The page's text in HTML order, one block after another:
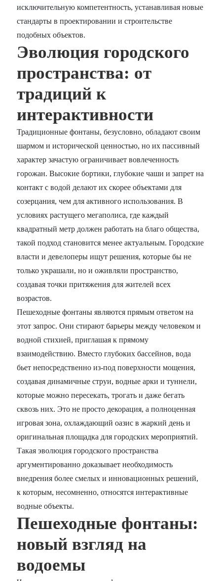
исключительную компетентность, устанавливая новые
стандарты в проектировании и строительстве
подобных объектов.
Эволюция городского
пространства: от
традиций к
интерактивности
Традиционные фонтаны, безусловно, обладают своим
шармом и исторической ценностью, но их пассивный
характер зачастую ограничивает вовлеченность
горожан. Высокие бортики, глубокие чаши и запрет на
контакт с водой делают их скорее объектами для
созерцания, чем для активного использования. В
условиях растущего мегаполиса, где каждый
квадратный метр должен работать на благо общества,
такой подход становится менее актуальным. Городские
власти и девелоперы ищут решения, которые бы не
только украшали, но и оживляли пространство,
создавая точки притяжения для жителей всех
возрастов.
Пешеходные фонтаны являются прямым ответом на
этот запрос. Они стирают барьеры между человеком и
водной стихией, приглашая к прямому
взаимодействию. Вместо глубоких бассейнов, вода
бьет непосредственно из-под поверхности мощения,
создавая динамичные струи, водные арки и туннели,
которые можно пересекать, трогать и даже бегать
сквозь них. Это не просто декорация, а полноценная
игровая зона, охлаждающий оазис в жаркий день и
оригинальная площадка для городских мероприятий.
Такая эволюция городского пространства
аргументированно доказывает необходимость
внедрения более смелых и инновационных решений,
к которым, несомненно, относятся интерактивные
водные объекты.
Пешеходные фонтаны:
новый взгляд на
водоемы